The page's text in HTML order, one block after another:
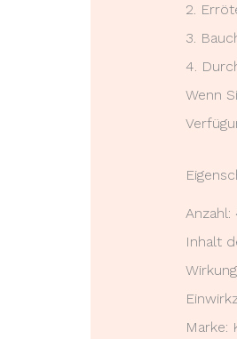
2.
3.
4.
Wenn
Inhalt
Marke: